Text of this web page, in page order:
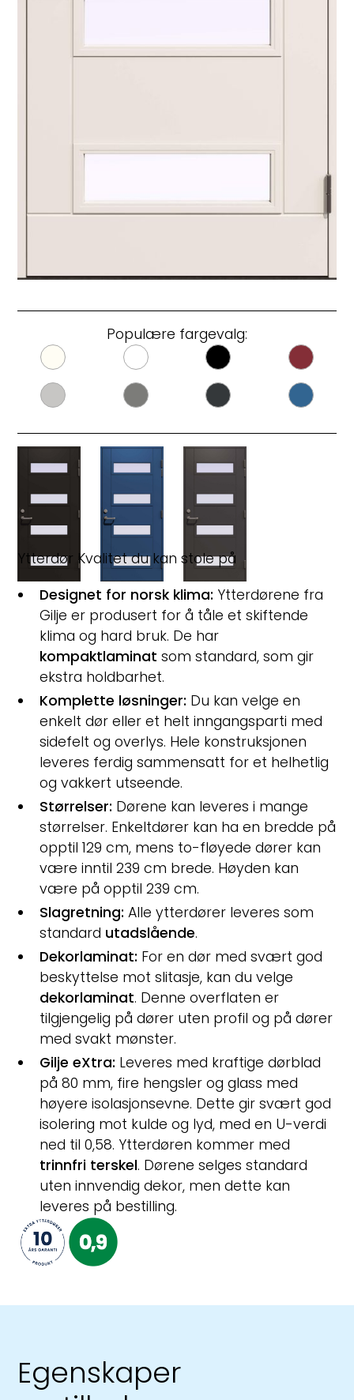
Ytterdør Kvalitet du kan stole på
Designet for norsk klima: Ytterdørene fra
Gilje er produsert for å tåle et skiftende
klima og hard bruk. De har
kompaktlaminat som standard, som gir
ekstra holdbarhet.
Komplette løsninger: Du kan velge en
enkelt dør eller et helt inngangsparti med
sidefelt og overlys. Hele konstruksjonen
leveres ferdig sammensatt for et helhetlig
og vakkert utseende.
Størrelser: Dørene kan leveres i mange
størrelser. Enkeltdører kan ha en bredde på
opptil 129 cm, mens to-fløyede dører kan
være inntil 239 cm brede. Høyden kan
være på opptil 239 cm.
Slagretning: Alle ytterdører leveres som
standard utadslående.
Dekorlaminat: For en dør med svært god
beskyttelse mot slitasje, kan du velge
dekorlaminat. Denne overflaten er
tilgjengelig på dører uten profil og på dører
med svakt mønster.
Gilje eXtra: Leveres med kraftige dørblad
på 80 mm, fire hengsler og glass med
høyere isolasjonsevne. Dette gir svært god
isolering mot kulde og lyd, med en U-verdi
ned til 0,58. Ytterdøren kommer med
trinnfri terskel. Dørene selges standard
uten innvendig dekor, men dette kan
leveres på bestilling.
Populære fargevalg:
Egenskaper